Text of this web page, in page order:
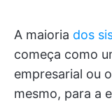
A maioria dos
começa como
empresarial ou
mesmo, para a